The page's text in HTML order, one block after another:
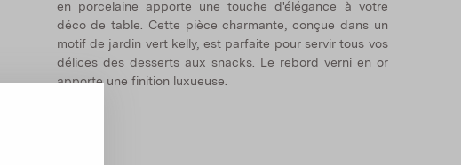
en porcelaine apporte une touche d'élégance à votre
déco de table. Cette pièce charmante, conçue dans un
motif de jardin vert kelly, est parfaite pour servir tous vos
délices des desserts aux snacks. Le rebord verni en or
apporte une finition luxueuse.